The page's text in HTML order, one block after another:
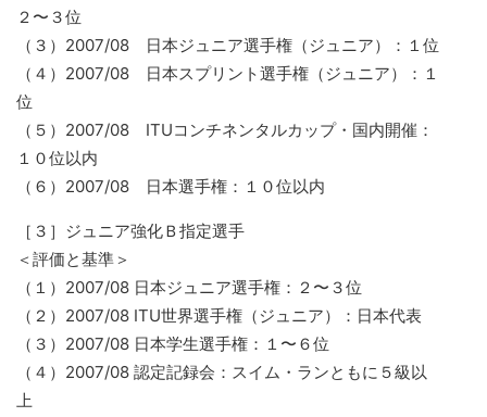
２〜３位
（３）2007/08 日本ジュニア選手権（ジュニア）：１位
（４）2007/08 日本スプリント選手権（ジュニア）：１
位
（５）2007/08 ITUコンチネンタルカップ・国内開催：
１０位以内
（６）2007/08 日本選手権：１０位以内
［３］ジュニア強化Ｂ指定選手
＜評価と基準＞
（１）2007/08 日本ジュニア選手権：２〜３位
（２）2007/08 ITU世界選手権（ジュニア）：日本代表
（３）2007/08 日本学生選手権：１〜６位
（４）2007/08 認定記録会：スイム・ランともに５級以
上